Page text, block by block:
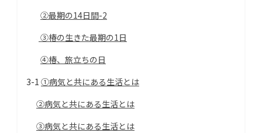
②最期の14日間-2
③椿の生きた最期の1日
④椿、旅立ちの日
3-1 ①病気と共にある生活とは
②病気と共にある生活とは
③病気と共にある生活とは